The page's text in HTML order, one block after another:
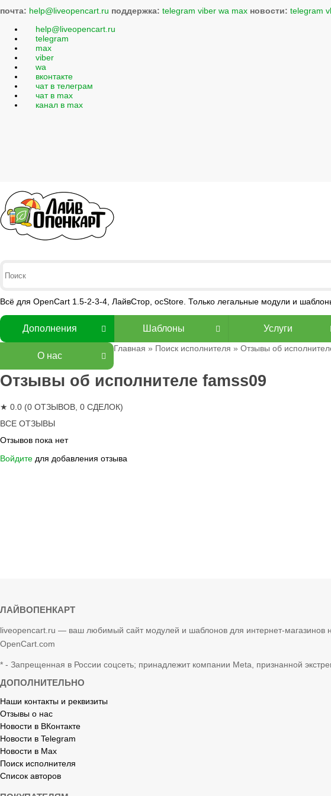
почта: help@liveopencart.ru поддержка: telegram viber wa max новости: telegram
help@liveopencart.ru
telegram
max
viber
wa
вконтакте
чат в телеграм
чат в max
канал в max
Всё для OpenCart 1.5-2-3-4, ЛайвСтор, ocStore. Только легальные модули и
Дополнения Шаблоны Услуги
О нас
Главная » Поиск исполнителя » Отзывы об
Отзывы об исполнителе famss09
★ 0.0 (0 ОТЗЫВОВ, 0 СДЕЛОК)
ВСЕ ОТЗЫВЫ
Отзывов пока нет
Войдите для добавления отзыва
ЛАЙВОПЕНКАРТ
liveopencart.ru — ваш любимый сайт модулей и шаблонов для интернет-магазинов
OpenCart.com
* - Запрещенная в России соцсеть; принадлежит компании Meta, признанной
ДОПОЛНИТЕЛЬНО
Наши контакты и реквизиты
Отзывы о нас
Новости в ВКонтакте
Новости в Telegram
Новости в Max
Поиск исполнителя
Список авторов